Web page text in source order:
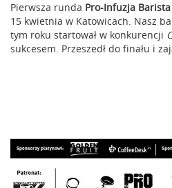
Pierwsza runda Pro-Infuzja
15 kwietnia w Katowicach. Nasz
tym roku startował w konkurencji
sukcesem. Przeszedł do finału i